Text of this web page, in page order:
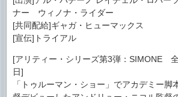
ナー ウィノナ・ライダー
[共同配給]ギャガ・ヒューマックス
[宣伝]トライアル
[アリティー・シリーズ第3弾：SIMONE
日]
「トゥルーマン・ショー」でアカデミー脚